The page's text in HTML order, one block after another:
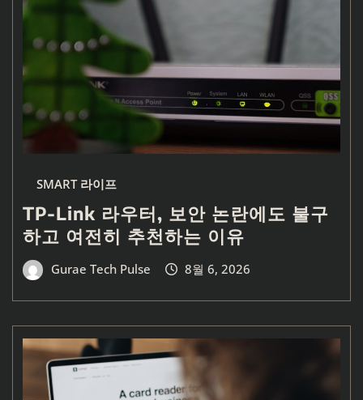
SMART 라이프
TP-Link 라우터, 보안 논란에도 불구
하고 여전히 추천하는 이유
Gurae Tech Pulse 8월 6, 2026